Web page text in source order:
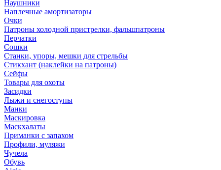
Наушники
Наплечные амортизаторы
Очки
Патроны холодной пристрелки, фальшпатроны
Перчатки
Сошки
Станки, упоры, мешки для стрельбы
Стикхант (наклейки на патроны)
Сейфы
Товары для охоты
Засидки
Лыжи и снегоступы
Манки
Маскировка
Маскхалаты
Приманки с запахом
Профили, муляжи
Чучела
Обувь